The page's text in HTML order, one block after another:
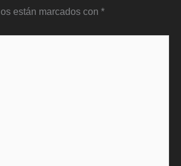
están marcados con *